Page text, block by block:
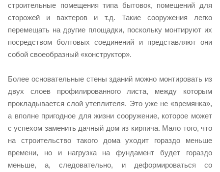
строительные помещения типа бытовок, помещений для
сторожей и вахтеров и т.д. Такие сооружения легко
перемещать на другие площадки, поскольку монтируют их
посредством болтовых соединений и представляют они
собой своеобразный «конструктор».
Более основательные стены зданий можно монтировать из
двух слоев профилированного листа, между которым
прокладывается слой утеплителя. Это уже не «времянка»,
а вполне пригодное для жизни сооружение, которое может
с успехом заменить дачный дом из кирпича. Мало того, что
на строительство такого дома уходит гораздо меньше
времени, но и нагрузка на фундамент будет гораздо
меньше, а, следовательно, и деформироваться со